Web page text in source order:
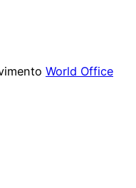
World Office